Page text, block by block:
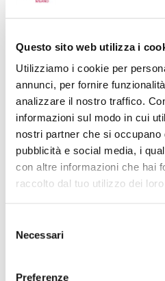
Questo sito web utilizza i
Utilizziamo i cookie per
annunci, per fornire
analizzare il nostro traffico.
informazioni sul modo in cui
nostri partner che si occupano
pubblicità e social media, i
con altre informazioni che hai
raccolto dal tuo utilizzo dei
delNecessari
Preferenze
12:00 | HALL 7 - BOOTH
Masterclass: Michele
DA RE SPA A SOCIO UNICO
Meet the artist
and wordplay, with
12:00 | HALL 8 - BOOTH
DOC S.R.L.